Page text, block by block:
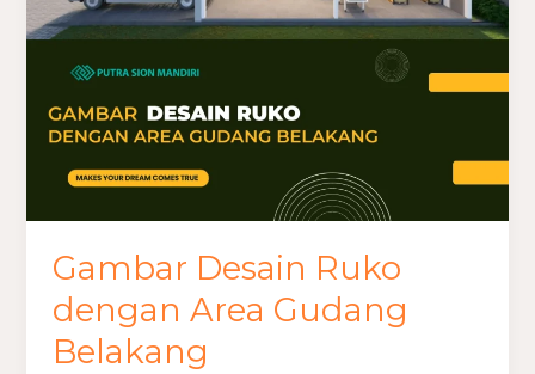
Gambar Desain Ruko
dengan Area Gudang
Belakang
Belakang